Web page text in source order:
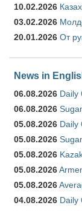
10.02.2026
03.02.2026
20.01.2026 От
News in
06.08.2026 Daily
06.08.2026
05.08.2026 Daily
05.08.2026
05.08.2026
05.08.2026
05.08.2026
04.08.2026 Daily